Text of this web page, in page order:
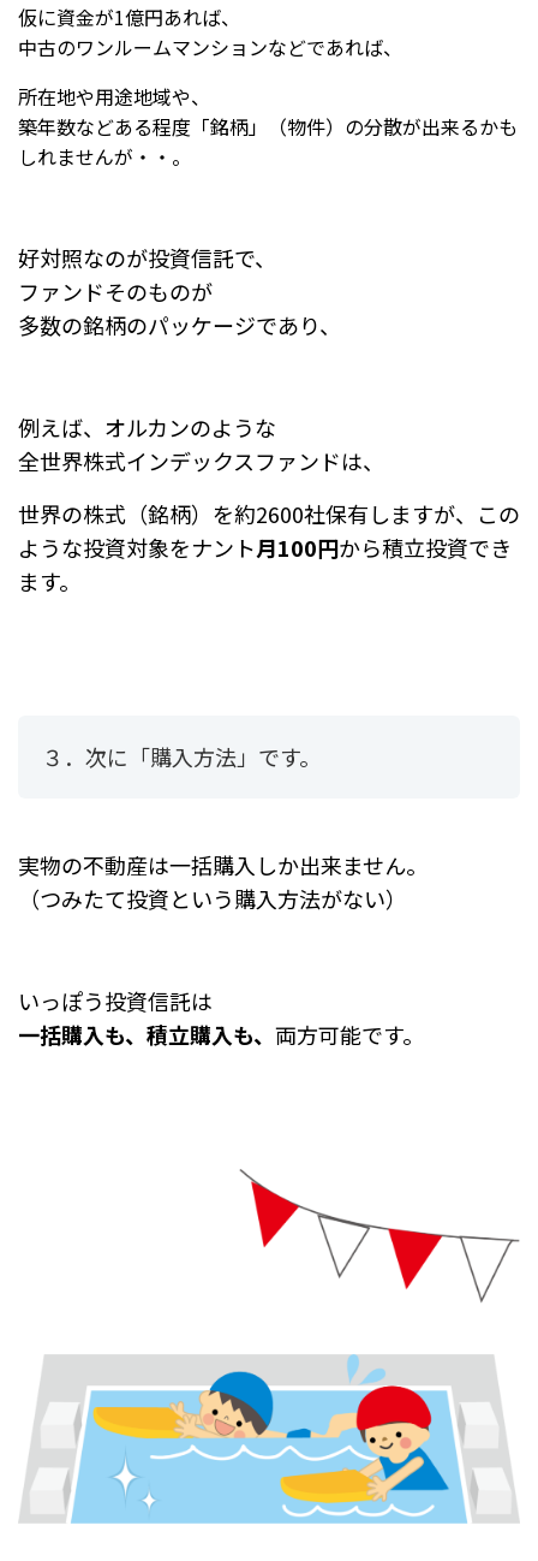
仮に資金が1億円あれば、
中古のワンルームマンションなどであれば、
所在地や用途地域や、
築年数などある程度「銘柄」（物件）の分散が出来るかも
しれませんが・・。
好対照なのが投資信託で、
ファンドそのものが
多数の銘柄のパッケージであり、
例えば、オルカンのような
全世界株式インデックスファンドは、
世界の株式（銘柄）を約2600社保有しますが、
この
ような投資対象をナント月100円から積立投資でき
ます。
３．次に「購入方法」です。
実物の不動産は一括購入しか出来ません。
（つみたて投資という購入方法がない）
いっぽう投資信託は
一括購入も、積立購入も、 両方可能です。